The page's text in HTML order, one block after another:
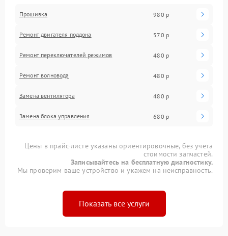
Прошивка 980 р
Ремонт двигателя поддона 570 р
Ремонт переключателей режимов 480 р
Ремонт волновода 480 р
Замена вентилятора 480 р
Замена блока управления 680 р
Цены в прайс-листе указаны ориентировочные, без учета
стоимости запчастей.
Записывайтесь на бесплатную диагностику.
Мы проверим ваше устройство и укажем на неисправность.
Показать все услуги